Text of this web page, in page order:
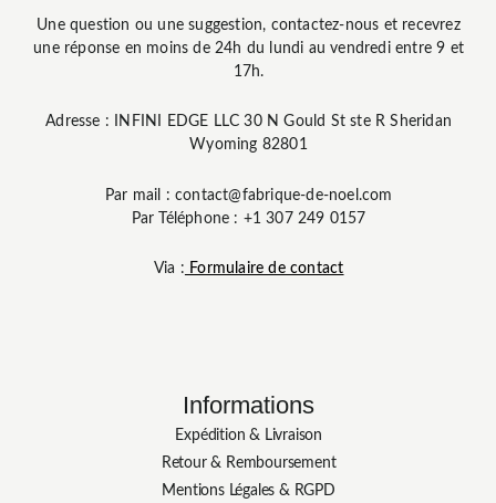
Une question ou une suggestion, contactez-nous et recevrez
une réponse en moins de 24h du lundi au vendredi entre 9 et
17h.
Adresse : INFINI EDGE LLC 30 N Gould St ste R Sheridan
Wyoming 82801
Par mail : contact@fabrique-de-noel.com
Par Téléphone : +1 307 249 0157
Via : Formulaire de contact
Informations
Expédition & Livraison
Retour & Remboursement
Mentions Légales & RGPD